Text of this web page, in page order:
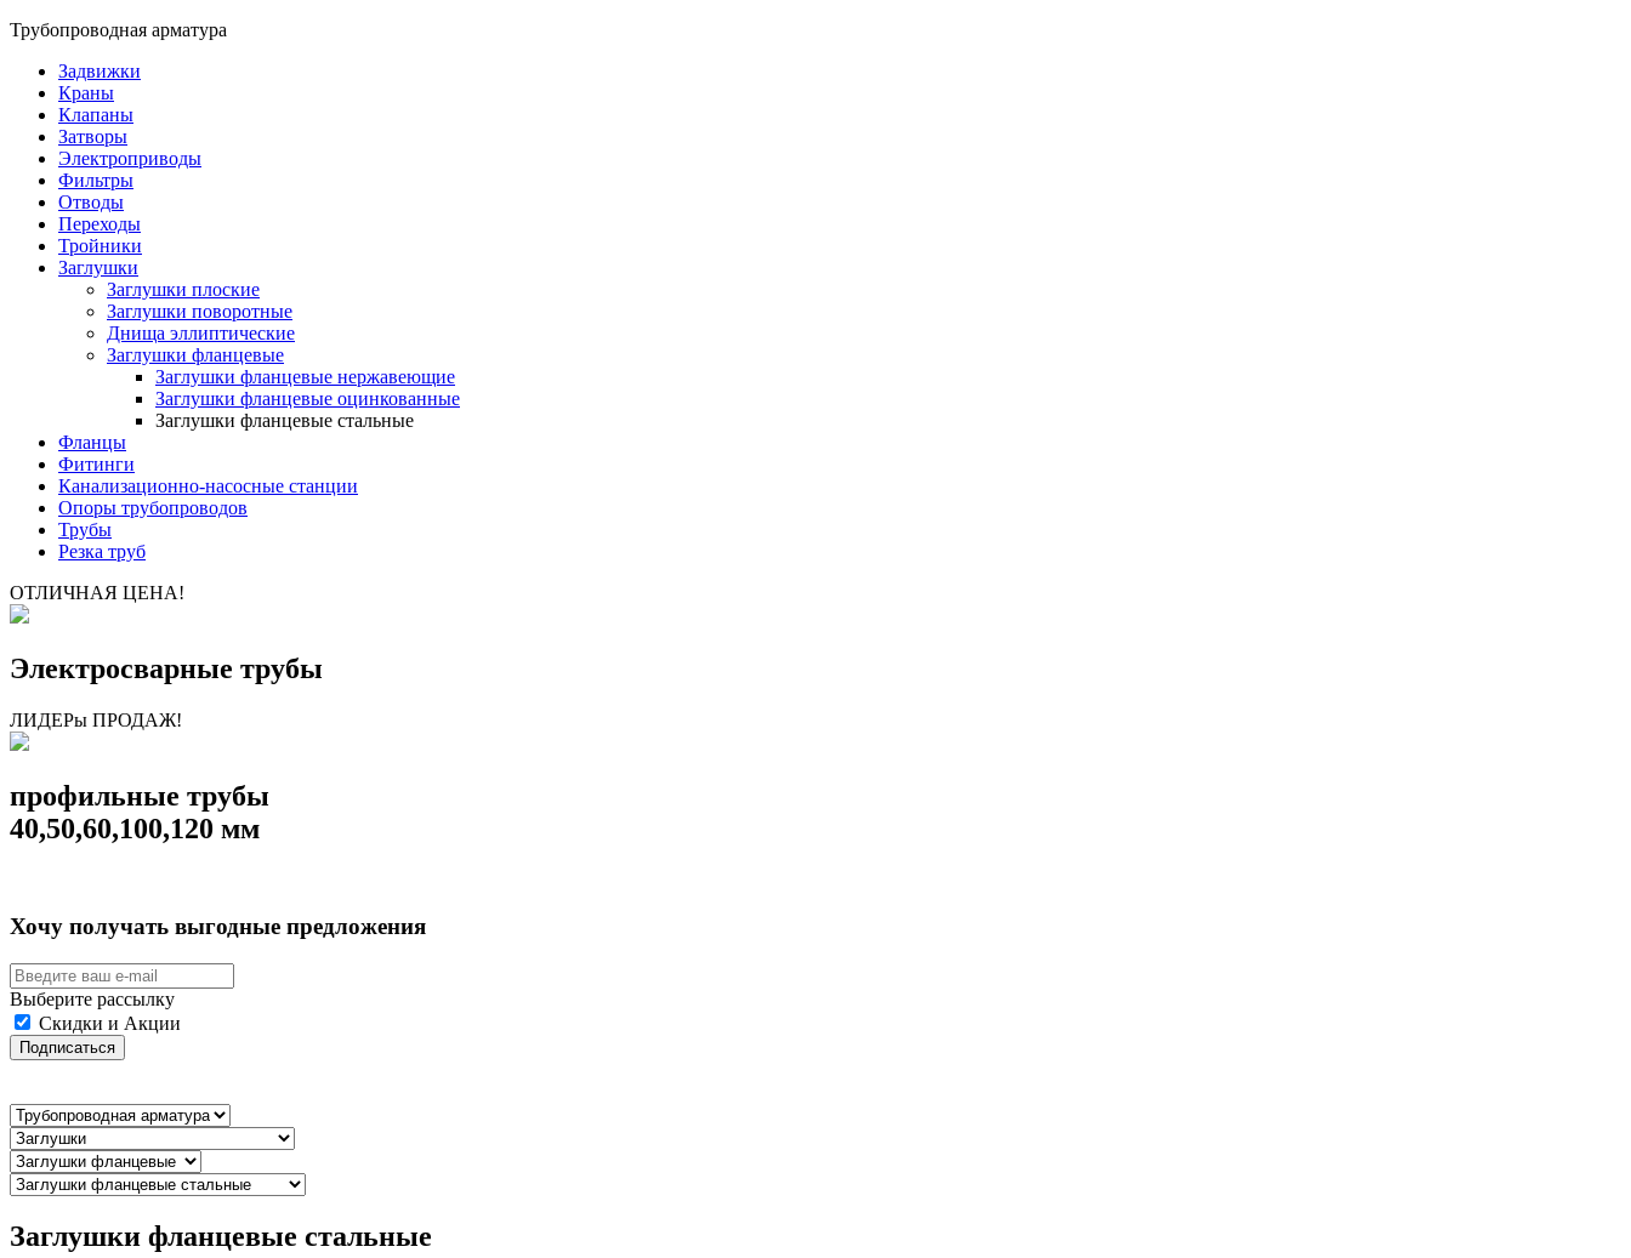
Трубопроводная арматура
Задвижки
Краны
Клапаны
Затворы
Электроприводы
Фильтры
Отводы
Переходы
Тройники
Заглушки
Заглушки плоские
Заглушки поворотные
Днища эллиптические
Заглушки фланцевые
Заглушки фланцевые нержавеющие
Заглушки фланцевые оцинкованные
Заглушки фланцевые стальные
Фланцы
Фитинги
Канализационно-насосные станции
Опоры трубопроводов
Трубы
Резка труб
ОТЛИЧНАЯ ЦЕНА!
Электросварные трубы
ЛИДЕРы ПРОДАЖ!
профильные трубы
40,50,60,100,120 мм
Хочу получать выгодные предложения
Выберите рассылку
Скидки и Акции
Подписаться
Заглушки фланцевые стальные